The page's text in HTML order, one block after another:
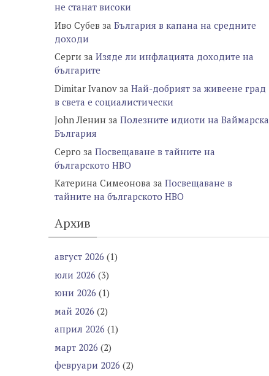
не станат високи
Иво Субев за България в капана на средните
доходи
Серги за Изяде ли инфлацията доходите на
българите
Dimitar Ivanov за Най-добрият за живеене град
в света е социалистически
John Ленин за Полезните идиоти на Ваймарска
България
Серго за Посвещаване в тайните на
българското НВО
Катерина Симеонова за Посвещаване в
тайните на българското НВО
Архив
август 2026 (1)
юли 2026 (3)
юни 2026 (1)
май 2026 (2)
април 2026 (1)
март 2026 (2)
февруари 2026 (2)